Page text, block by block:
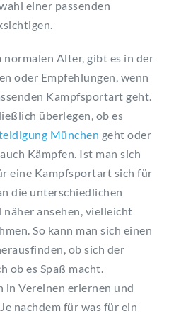
einer passenden
Alter, gibt es in der
oder Empfehlungen, wenn
Kampfsportart geht.
überlegen, ob es
München geht oder
Kämpfen. Ist man sich
eine Kampfsportart sich für
die unterschiedlichen
ansehen, vielleicht
So kann man sich einen
ob sich der
ob es Spaß macht.
in Vereinen erlernen und
nachdem für was für ein